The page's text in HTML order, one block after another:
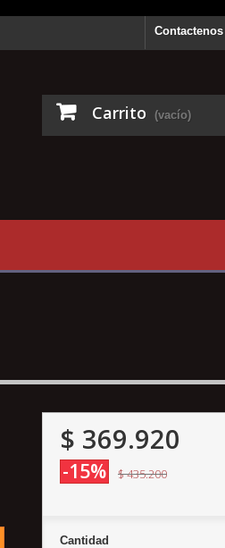
Contactenos
Carrito (vacío)
$ 369.920
-15% $ 435.200
Cantidad